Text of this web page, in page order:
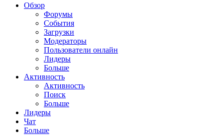
Обзор
Форумы
События
Загрузки
Модераторы
Пользователи онлайн
Лидеры
Больше
Активность
Активность
Поиск
Больше
Лидеры
Чат
Больше